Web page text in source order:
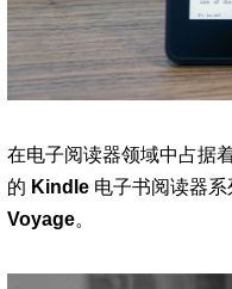
在电子阅读器领域中占据
的 Kindle 电子书阅读器
Voyage。